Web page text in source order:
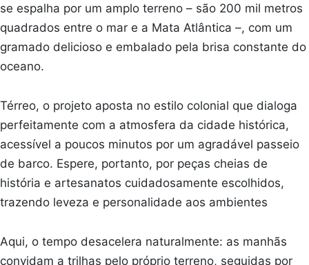
se espalha por um amplo terreno – são 200 mil metros
quadrados entre o mar e a Mata Atlântica –, com um
gramado delicioso e embalado pela brisa constante do
oceano.
Térreo, o projeto aposta no estilo colonial que dialoga
perfeitamente com a atmosfera da cidade histórica,
acessível a poucos minutos por um agradável passeio
de barco. Espere, portanto, por peças cheias de
história e artesanatos cuidadosamente escolhidos,
trazendo leveza e personalidade aos ambientes
Aqui, o tempo desacelera naturalmente: as manhãs
convidam a trilhas pelo próprio terreno, seguidas por